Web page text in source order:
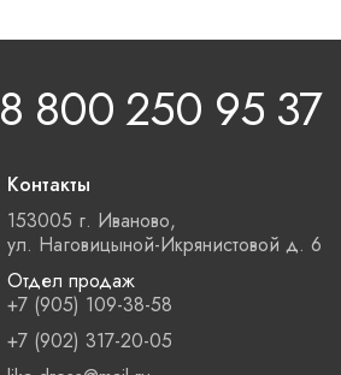
8 800 250 95 37
Контакты
153005 г. Иваново,
ул. Наговицыной-Икрянистовой д. 6
Отдел продаж
+7 (905) 109-38-58
+7 (902) 317-20-05